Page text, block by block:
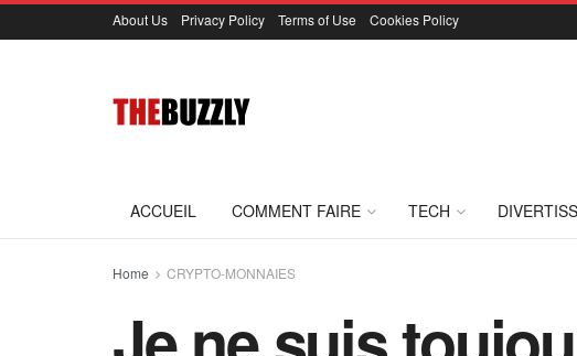
About Us Privacy Policy Terms of Use Cookies Policy
ACCUEIL COMMENT FAIRE TECH
Home CRYPTO-MONNAIES